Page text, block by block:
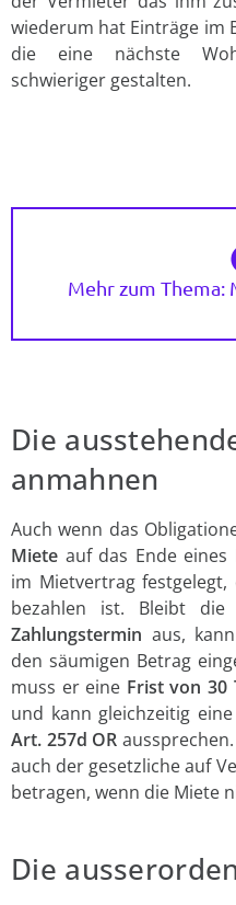
wiederum hat Einträge im
die eine nächste
schwieriger gestalten.
Mehr zum
Die
anmahnen
Auch wenn das
Miete auf das Ende
im Mietvertrag
bezahlen ist. Bleibt die
Zahlungstermin aus,
den säumigen Betrag
muss er eine Frist von 30
und kann gleichzeitig
Art. 257d OR
auch der gesetzliche auf
betragen, wenn die Miete
Die